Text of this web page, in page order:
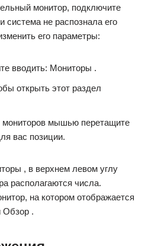
монитор, подключите
система не распознала его
его параметры:
вводить: Мониторы .
открыть этот раздел
мониторов мышью перетащите
вас позиции.
, в верхнем левом углу
располагаются числа.
на котором отображается
Обзор .